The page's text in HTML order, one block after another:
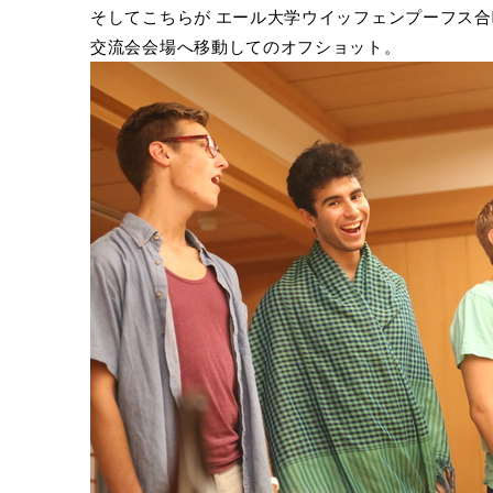
そしてこちらが エール大学ウイッフェンプーフス
交流会会場へ移動してのオフショット。